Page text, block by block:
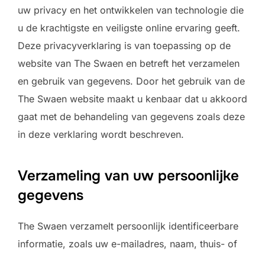
uw privacy en het ontwikkelen van technologie die
u de krachtigste en veiligste online ervaring geeft.
Deze privacyverklaring is van toepassing op de
website van The Swaen en betreft het verzamelen
en gebruik van gegevens. Door het gebruik van de
The Swaen website maakt u kenbaar dat u akkoord
gaat met de behandeling van gegevens zoals deze
in deze verklaring wordt beschreven.
Verzameling van uw persoonlijke
gegevens
The Swaen verzamelt persoonlijk identificeerbare
informatie, zoals uw e-mailadres, naam, thuis- of